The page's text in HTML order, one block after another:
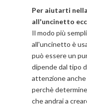
Per aiutarti
all'uncinetto
Il modo più
all'uncinetto è
può essere un
dipende dal tipo
attenzione
perchè
che andrai a